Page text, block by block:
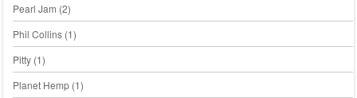
Pearl Jam (2)
Phil Collins(1)
Pitty(1)
Planet Hemp(1)